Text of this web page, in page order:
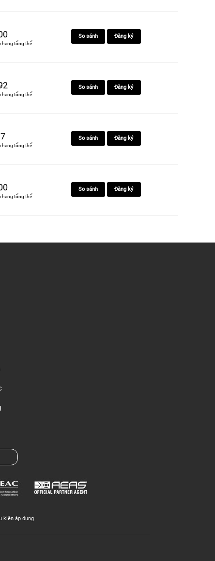
hạng tổng thể
So sánh Đăng ký
hạng tổng thể
So sánh Đăng ký
hạng tổng thể
So sánh Đăng ký
hạng tổng thể
So sánh Đăng ký
kiện áp dụng